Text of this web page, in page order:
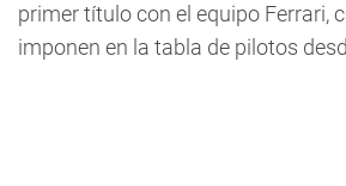
primer título con el equipo Ferrari,
imponen en la tabla de pilotos